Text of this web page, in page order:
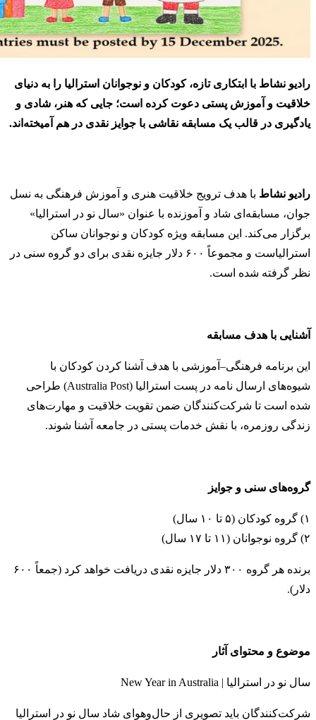
رادیو نشاط با ابتکاری تازه، کودکان و نوجوانان استرالیا را به دنیای
خلاقیت و آموزش پستی دعوت کرده است؛ جایی که هنر، شادی و
یادگیری در قالب یک مسابقه نقاشی با جوایز نقدی در هم آمیخته‌اند.
رادیو نشاط با هدف ترویج خلاقیت هنری و آموزش فرهنگی به نسل
جوان، مسابقه‌ای شاد و آموزنده با عنوان «سال نو در استرالیا»
برگزار می‌کند. این مسابقه ویژه کودکان و نوجوانان ساکن
استرالیاست و مجموعاً ۶۰۰ دلار جایزه نقدی برای دو گروه سنی در
نظر گرفته شده است.
آشنایی با هدف مسابقه
این برنامه فرهنگی–آموزشی با هدف آشنا کردن کودکان با
شیوه‌های ارسال نامه در پست استرالیا (Australia Post) طراحی
شده است تا شرکت‌کنندگان ضمن تقویت خلاقیت و مهارت‌های
زندگی روزمره، با نقش خدمات پستی در جامعه آشنا شوند.
گروه‌های سنی و جوایز
۱) گروه کودکان (۵ تا ۱۰ سال)
۲) گروه نوجوانان (۱۱ تا ۱۷ سال)
برنده هر گروه ۳۰۰ دلار جایزه نقدی دریافت خواهد کرد (جمعاً ۶۰۰
دلار).
موضوع و محتوای آثار
سال نو در استرالیا | New Year in Australia
شرکت‌کنندگان باید تصویری از حال‌و‌هوای شاد سال نو در استرالیا